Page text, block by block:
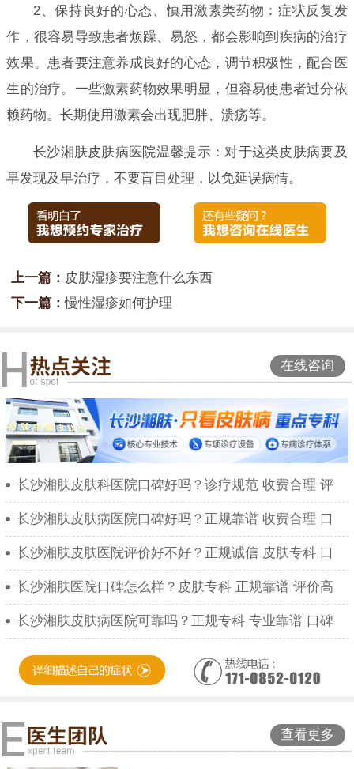
2、保持良好的心态、慎用激素类药物：症状反复发
作，很容易导致患者烦躁、易怒，都会影响到疾病的治疗
效果。患者要注意养成良好的心态，调节积极性，配合医
生的治疗。一些激素药物效果明显，但容易使患者过分依
赖药物。长期使用激素会出现肥胖、溃疡等。
长沙湘肤皮肤病医院温馨提示：对于这类皮肤病要及
早发现及早治疗，不要盲目处理，以免延误病情。
上一篇： 皮肤湿疹要注意什么东西
下一篇：慢性湿疹如何护理
在线咨询
长沙湘肤皮肤科医院口碑好吗？诊疗规范 收费合理 评
长沙湘肤皮肤病医院口碑好吗？正规靠谱 收费合理 口
长沙湘肤皮肤医院评价好不好？正规诚信 皮肤专科 口
长沙湘肤医院口碑怎么样？皮肤专科 正规靠谱 评价高
长沙湘肤皮肤病医院可靠吗？正规专科 专业靠谱 口碑
查看更多